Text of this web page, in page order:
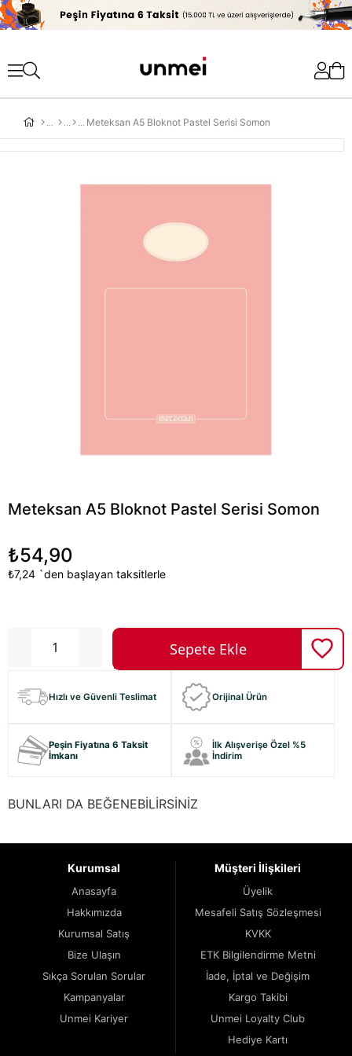
'
Meteksan A5 Bloknot Pastel Serisi Somon
Meteksan A5 Bloknot Pastel Serisi Somon
₺54,90
₺7,24 `den başlayan taksitlerle
Hızlı ve Güvenli Teslimat Orijinal Ürün
Peşin Fiyatına 6 Taksit
İmkanı
İlk Alışverişe Özel %5
İndirim
BUNLARI DA BEĞENEBİLİRSİNİZ
Kurumsal
Anasayfa
Hakkımızda
Kurumsal Satış
Bize Ulaşın
Sıkça Sorulan Sorular
Kampanyalar
Unmei Kariyer
Müşteri İlişkileri
Üyelik
Mesafeli Satış Sözleşmesi
KVKK
ETK Bilgilendirme Metni
İade, İptal ve Değişim
Kargo Takibi
Unmei Loyalty Club
Hediye Kartı